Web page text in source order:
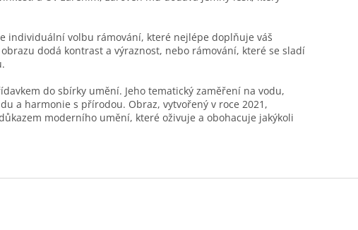
individuální volbu rámování, které nejlépe doplňuje váš
dodá kontrast a výraznost, nebo rámování, které se sladí
do sbírky umění. Jeho tematický zaměření na vodu,
a harmonie s přírodou. Obraz, vytvořený v roce 2021,
moderního umění, které oživuje a obohacuje jakýkoli